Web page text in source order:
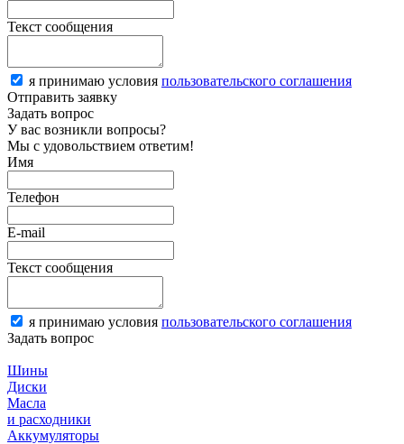
Текст сообщения
я принимаю условия пользовательского соглашения
Отправить заявку
Задать вопрос
У вас возникли вопросы?
Мы с удовольствием ответим!
Имя
Телефон
E-mail
Текст сообщения
я принимаю условия пользовательского соглашения
Задать вопрос
Шины
Диски
Масла
и расходники
Аккумуляторы